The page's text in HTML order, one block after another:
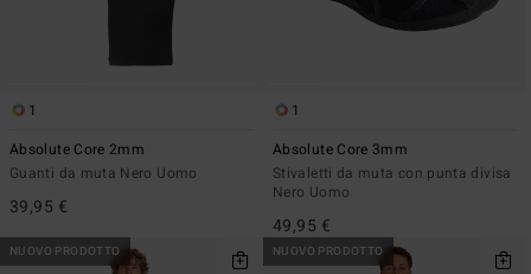
1
Absolute Core 2mm
Guanti da muta Nero Uomo
39,95 €
1
Absolute Core 3mm
Stivaletti da muta con punta divisa
Nero Uomo
49,95 €
NUOVO PRODOTTO NUOVO PRODOTTO